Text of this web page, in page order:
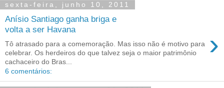
sexta-feira, junho 10, 2011
Anísio Santiago ganha briga e
volta a ser Havana
›
Tô atrasado para a comemoração. Mas isso não é motivo para
celebrar. Os herdeiros do que talvez seja o maior patrimônio
cachaceiro do Bras...
6 comentários: